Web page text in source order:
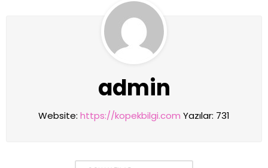
admin
Website: https://kopekbilgi.com Yazılar: 731